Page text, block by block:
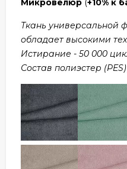
Микровелюр (+10% к
Ткань универсальной
обладает высокими
Истирание - 50 000
Состав полиэстер (PES)